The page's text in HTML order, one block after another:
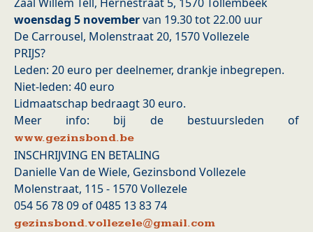
Zaal Willem Tell, Hernestraat 5, 1570 Tollembeek
woensdag 5 novembervan 19.30 tot 22.00 uur
De Carrousel, Molenstraat 20, 1570 Vollezele
PRIJS?
Leden: 20 euro per deelnemer, drankje inbegrepen.
Niet-leden: 40 euro
Lidmaatschap bedraagt 30 euro.
Meer info: bij de bestuursleden of
www.gezinsbond.be
INSCHRIJVING EN BETALING
Danielle Van de Wiele, Gezinsbond Vollezele
Molenstraat, 115 - 1570 Vollezele
054 56 78 09 of 0485 13 83 74
gezinsbond.vollezele@gmail.com